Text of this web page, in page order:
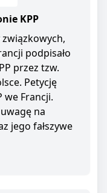
KPP
podpisało
przez tzw.
Petycję
we Francji.
na
jego fałszywe